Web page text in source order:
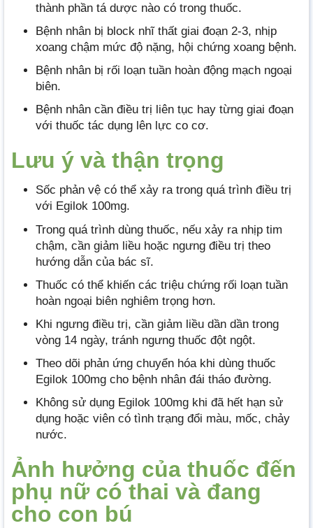
thành phần tá dược nào có trong thuốc.
Bệnh nhân bị block nhĩ thất giai đoạn 2-3, nhịp
xoang chậm mức độ nặng, hội chứng xoang bệnh.
Bệnh nhân bị rối loạn tuần hoàn động mạch ngoại
biên.
Bệnh nhân cần điều trị liên tục hay từng giai đoạn
với thuốc tác dụng lên lực co cơ.
Lưu ý và thận trọng
Sốc phản vệ có thể xảy ra trong quá trình điều trị
với Egilok 100mg.
Trong quá trình dùng thuốc, nếu xảy ra nhịp tim
chậm, cần giảm liều hoặc ngưng điều trị theo
hướng dẫn của bác sĩ.
Thuốc có thể khiến các triệu chứng rối loạn tuần
hoàn ngoại biên nghiêm trọng hơn.
Khi ngưng điều trị, cần giảm liều dần dần trong
vòng 14 ngày, tránh ngưng thuốc đột ngột.
Theo dõi phản ứng chuyển hóa khi dùng thuốc
Egilok 100mg cho bệnh nhân đái tháo đường.
Không sử dụng Egilok 100mg khi đã hết hạn sử
dụng hoặc viên có tình trạng đổi màu, mốc, chảy
nước.
Ảnh hưởng của thuốc đến
phụ nữ có thai và đang
cho con bú